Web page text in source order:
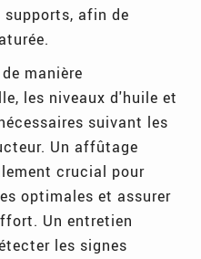
supports, afin de
manière
les niveaux d'huile et
suivant les
Un affûtage
crucial pour
optimales et assurer
Un entretien
les signes